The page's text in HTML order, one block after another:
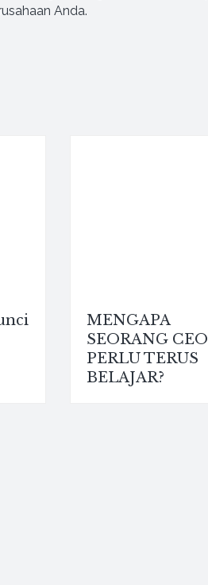
Anda.
MENGAPA
SEORANG CEO
PERLU TERUS
BELAJAR?